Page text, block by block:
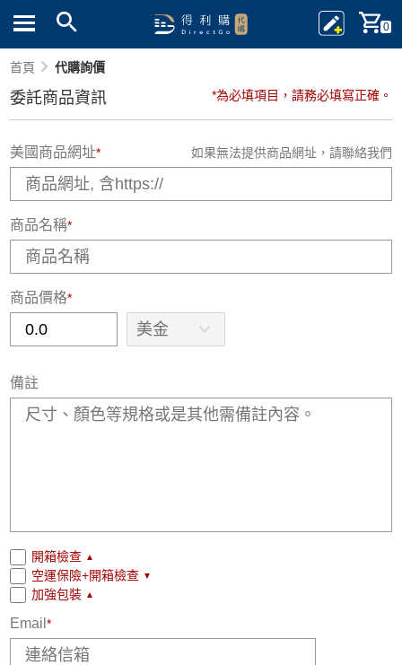
0
首頁 代購詢價
委託商品資訊 *為必填項目，請務必填寫正確。
美國商品網址* 如果無法提供商品網址，請聯絡我們
商品名稱*
商品價格*
備註
開箱檢查 ▲
空運保險+開箱檢查 ▼
加強包裝 ▲
Email*